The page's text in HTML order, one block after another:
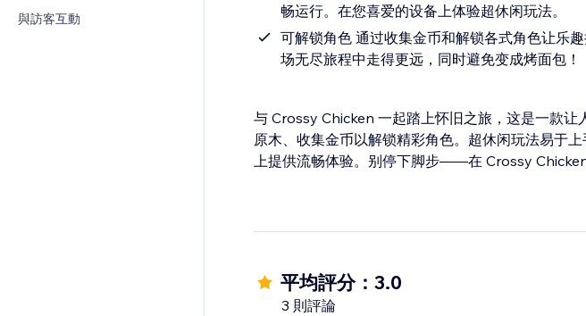
與訪客互動
畅运行。在您喜爱的设备上体验超休闲玩法。
可解锁角色 通过收集金币和解锁各式角色让乐
场无尽旅程中走得更远，同时避免变成烤面包！
与 Crossy Chicken 一起踏上怀旧之旅，这是一款
原木、收集金币以解锁精彩角色。超休闲玩法易于
上提供流畅体验。别停下脚步——在 Crossy
平均評分：3.0
3 則評論